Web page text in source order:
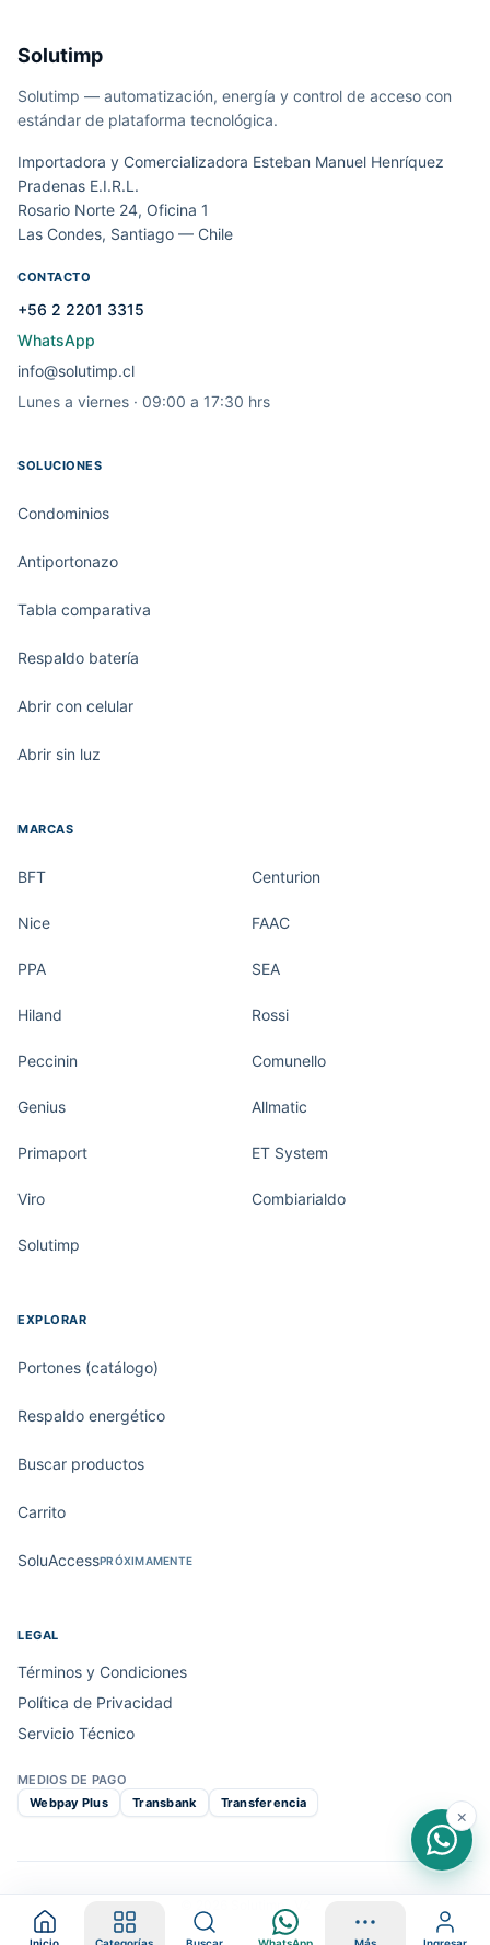
Solutimp
Solutimp — automatización, energía y control de acceso con
estándar de plataforma tecnológica.
Importadora y Comercializadora Esteban Manuel Henríquez
Pradenas E.I.R.L.
Rosario Norte 24, Oficina 1
Las Condes, Santiago — Chile
CONTACTO
+56 2 2201 3315
WhatsApp
info@solutimp.cl
Lunes a viernes · 09:00 a 17:30 hrs
SOLUCIONES
Condominios
Antiportonazo
Tabla comparativa
Respaldo batería
Abrir con celular
Abrir sin luz
MARCAS
BFT Centurion
Nice FAAC
PPA SEA
Hiland Rossi
Peccinin Comunello
Genius Allmatic
Primaport ET System
Viro Combiarialdo
Solutimp
EXPLORAR
Portones (catálogo)
Respaldo energético
Buscar productos
Carrito
SoluAccessPRÓXIMAMENTE
LEGAL
Términos y Condiciones
Política de Privacidad
Servicio Técnico
MEDIOS DE PAGO
Webpay Plus
Transbank Transferencia
© 2026 Solutimp · V2
×
Inicio Categorías Buscar WhatsApp Más Ingresar